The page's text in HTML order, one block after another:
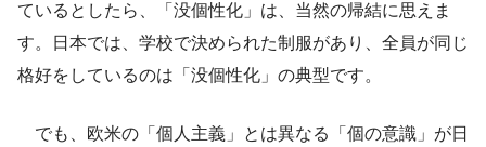
ているとしたら、「没個性化」は、当然の帰結に思えま
す。日本では、学校で決められた制服があり、全員が同じ
格好をしているのは「没個性化」の典型です。
でも、欧米の「個人主義」とは異なる「個の意識」が日